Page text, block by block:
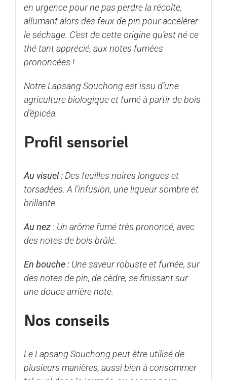
en urgence pour ne pas perdre la récolte,
allumant alors des feux de pin pour accélérer
le séchage. C’est de cette origine qu’est né ce
thé tant apprécié, aux notes fumées
prononcées !
Notre Lapsang Souchong est issu d’une
agriculture biologique et fumé à partir de bois
d’épicéa.
Profil sensoriel
Au visuel : Des feuilles noires longues et
torsadées. A l’infusion, une liqueur sombre et
brillante.
Au nez: Un arôme fumé très prononcé, avec
des notes de bois brûlé.
En bouche : Une saveur robuste et fumée, sur
des notes de pin, de cèdre, se finissant sur
une douce arrière note.
Nos conseils
Le Lapsang Souchong peut être utilisé de
plusieurs manières, aussi bien à consommer